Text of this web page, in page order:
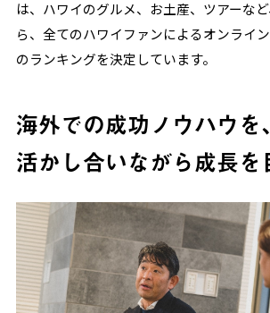
は、ハワイのグルメ、お土産、ツアーな
ら、全てのハワイファンによるオンライ
のランキングを決定しています。
海外での成功ノウハウを、
活かし合いながら成長を